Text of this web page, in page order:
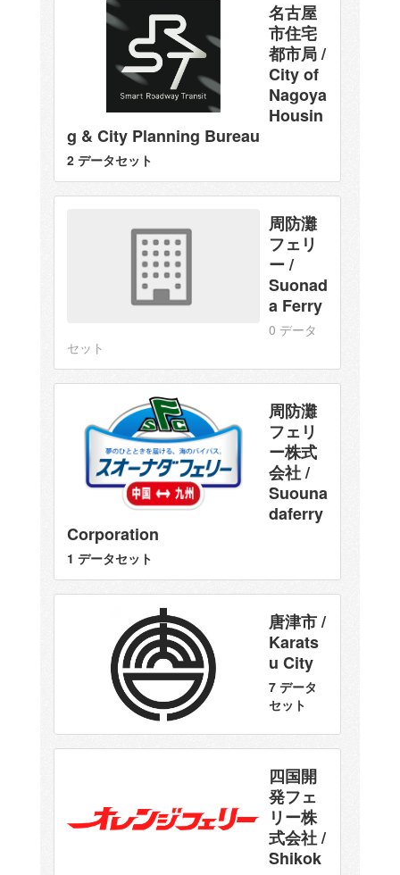
名古屋
市住宅
都市局 /
City of
Nagoya
Housin
g & City Planning Bureau
2 データセット
周防灘
フェリ
ー /
Suonad
a Ferry
0 データ
セット
周防灘
フェリ
ー株式
会社 /
Suouna
daferry
Corporation
1 データセット
唐津市 /
Karats
u City
7 データ
セット
四国開
発フェ
リー株
式会社 /
Shikok